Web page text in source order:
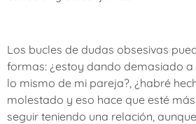
Los bucles de dudas obsesivas
formas: ¿estoy dando demasiado a
lo mismo de mi pareja?, ¿habré
molestado y eso hace que esté
seguir teniendo una relación,